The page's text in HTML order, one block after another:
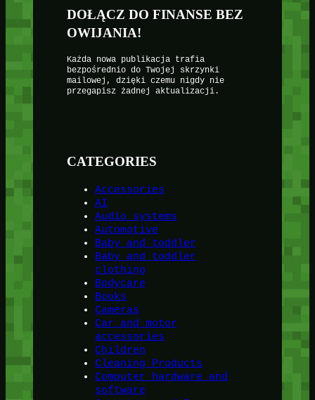
DOŁĄCZ DO FINANSE BEZ
OWIJANIA!
Każda nowa publikacja trafia
bezpośrednio do Twojej skrzynki
mailowej, dzięki czemu nigdy nie
przegapisz żadnej aktualizacji.
CATEGORIES
Accessories
AI
Audio systems
Automotive
Baby and toddler
Baby and toddler
clothing
Bodycare
Books
Cameras
Car and motor
accessories
Children
Cleaning Products
Computer hardware and
software